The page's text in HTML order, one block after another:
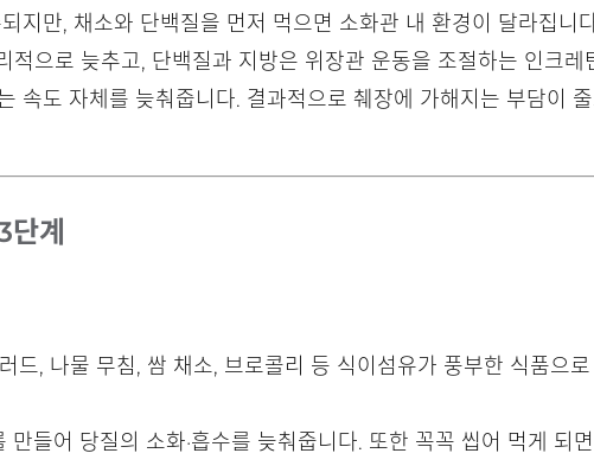
지만, 채소와 단백질을 먼저 먹으면 소화관 내 환경이 달라집니
으로 늦추고, 단백질과 지방은 위장관 운동을 조절하는 인크레
속도 자체를 늦춰줍니다. 결과적으로 췌장에 가해지는 부담이
계
드, 나물 무침, 쌈 채소, 브로콜리 등 식이섬유가 풍부한 식품으
들어 당질의 소화·흡수를 늦춰줍니다. 또한 꼭꼭 씹어 먹게 되